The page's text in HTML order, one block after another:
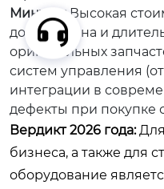
Минусы:Высокая
дороговизна и
оригинальных
систем управления
интеграции в
дефекты при покупке
Вердикт 2026 года:Для
бизнеса, а также для
оборудование